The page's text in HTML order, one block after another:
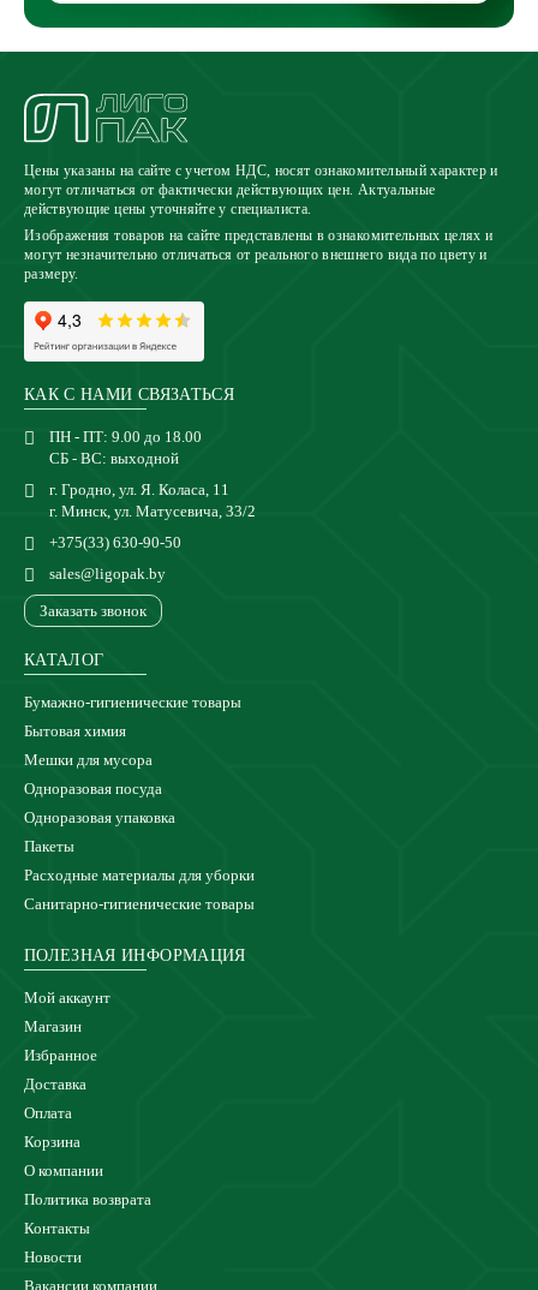
Цены указаны на сайте с учетом НДС, носят ознакомительный характер и
могут отличаться от фактически действующих цен. Актуальные
действующие цены уточняйте у специалиста.
Изображения товаров на сайте представлены в ознакомительных целях и
могут незначительно отличаться от реального внешнего вида по цвету и
размеру.
КАК С НАМИ СВЯЗАТЬСЯ
ПН - ПТ: 9.00 до 18.00
СБ - ВС: выходной
г. Гродно, ул. Я. Коласа, 11
г. Минск, ул. Матусевича, 33/2
+375(33) 630-90-50
sales@ligopak.by
Заказать звонок
КАТАЛОГ
Бумажно-гигиенические товары
Бытовая химия
Мешки для мусора
Одноразовая посуда
Одноразовая упаковка
Пакеты
Расходные материалы для уборки
Санитарно-гигиенические товары
ПОЛЕЗНАЯ ИНФОРМАЦИЯ
Мой аккаунт
Магазин
Избранное
Доставка
Оплата
Корзина
О компании
Политика возврата
Контакты
Новости
Вакансии компании